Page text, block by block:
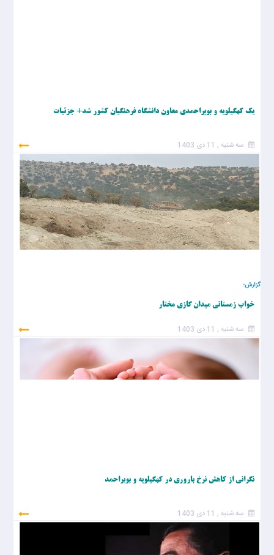
یک کهگیلویه و بویراحمدی معاون دانشگاه فرهنگیان کشور شد+ جزئیات
سه شنبه , 11 دی 1403
گزارش؛
خواب زمستانی میدان گازی مختار
سه شنبه , 11 دی 1403
نگرانی از کاهش نرخ باروری در کهگیلویه و بویراحمد
سه شنبه , 11 دی 1403